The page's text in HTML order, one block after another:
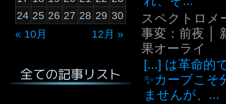
« 10月 12月 »
24 25 26 27 28 29 30
全ての記事リスト
スペクトロメ
事変：前夜 │
果オーライ
[...] は革命的
✨カーブこそ
ませんが、...